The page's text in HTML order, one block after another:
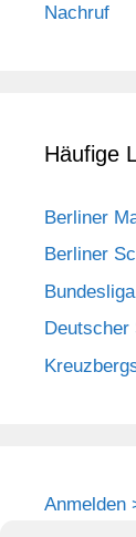
Nachruf
Häufige
Berliner
Berliner
Deutscher
Anmelden